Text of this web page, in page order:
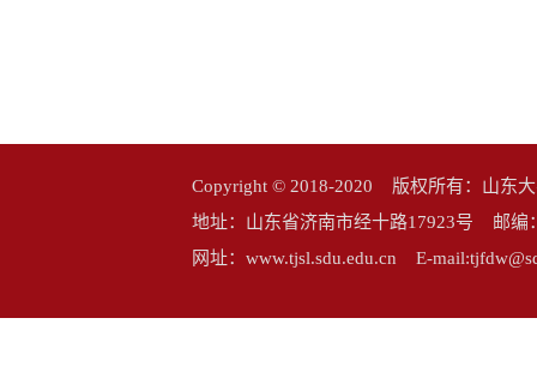
Copyright © 2018-2020 版权所有：山东
地址：山东省济南市经十路17923号 邮
网址：www.tjsl.sdu.edu.cn E-